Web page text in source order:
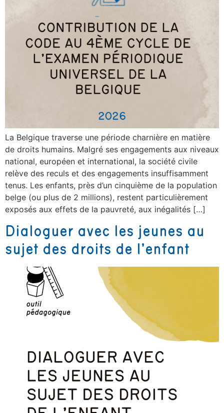
La Belgique traverse une période charnière en matière
de droits humains. Malgré ses engagements aux niveaux
national, européen et international, la société civile
relève des reculs et des engagements insuffisamment
tenus. Les enfants, près d’un cinquième de la population
belge (ou plus de 2 millions), restent particulièrement
exposés aux effets de la pauvreté, aux inégalités […]
Dialoguer avec les jeunes au
sujet des droits de l’enfant